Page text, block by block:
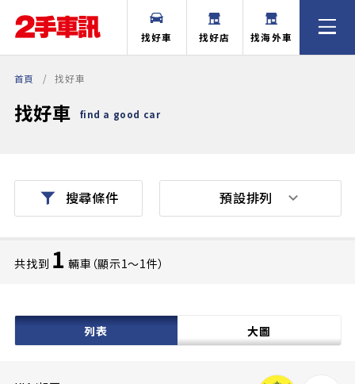
找好車 找好店 找海外車
首頁 找好車
找好車 find a good car
搜尋條件
共找到 1 輛車（顯示1〜1件）
列表 大圖
預設排列